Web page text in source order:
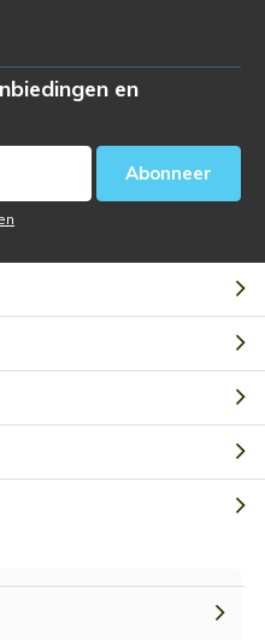
en
Abonneer